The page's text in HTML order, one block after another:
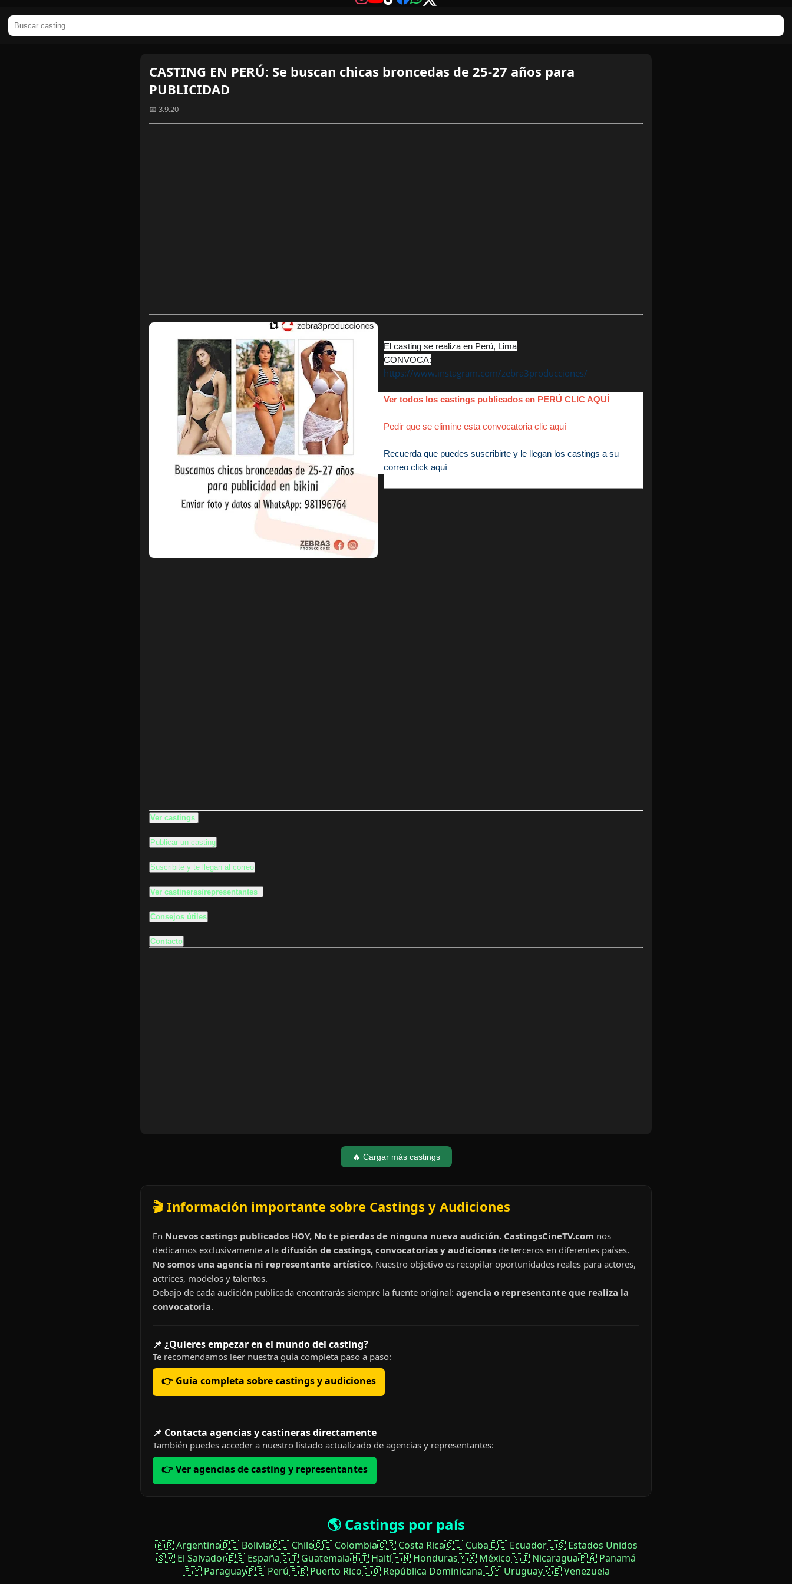
CASTING EN PERÚ: Se buscan chicas broncedas de 25-27 años para
PUBLICIDAD
📅 3.9.20
El casting se realiza en Perú, Lima
CONVOCA:
https://www.instagram.com/zebra3producciones/
Ver todos los castings publicados en PERÚ CLIC AQUÍ
Pedir que se elimine esta convocatoria clic aquí
Recuerda que puedes suscribirte y le llegan los castings a su
correo click aquí
Ver castings
Publicar un casting
Suscribite y te llegan al correo
Ver castineras/representantes
Consejos útiles
Contacto
🔥 Cargar más castings
🎬 Información importante sobre Castings y Audiciones
En Nuevos castings publicados HOY, No te pierdas de ninguna nueva audición. CastingsCineTV.com nos
dedicamos exclusivamente a la difusión de castings, convocatorias y audiciones de terceros en diferentes países.
No somos una agencia ni representante artístico. Nuestro objetivo es recopilar oportunidades reales para actores,
actrices, modelos y talentos.
Debajo de cada audición publicada encontrarás siempre la fuente original: agencia o representante que realiza la
convocatoria.
📌 ¿Quieres empezar en el mundo del casting?
Te recomendamos leer nuestra guía completa paso a paso:
👉 Guía completa sobre castings y audiciones
📌 Contacta agencias y castineras directamente
También puedes acceder a nuestro listado actualizado de agencias y representantes:
👉 Ver agencias de casting y representantes
🌎 Castings por país
🇦🇷 Argentina🇧🇴 Bolivia🇨🇱 Chile🇨🇴 Colombia🇨🇷 Costa Rica🇨🇺 Cuba🇪🇨 Ecuador🇺🇸 Estados Unidos
🇸🇻 El Salvador🇪🇸 España🇬🇹 Guatemala🇭🇹 Haití🇭🇳 Honduras🇲🇽 México🇳🇮 Nicaragua🇵🇦 Panamá
🇵🇾 Paraguay🇵🇪 Perú🇵🇷 Puerto Rico🇩🇴 República Dominicana🇺🇾 Uruguay🇻🇪 Venezuela